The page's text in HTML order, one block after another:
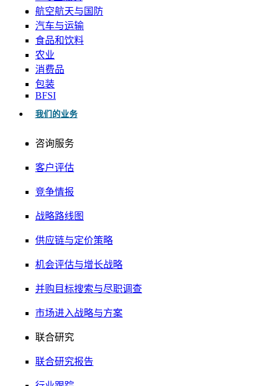
航空航天与国防
汽车与运输
食品和饮料
农业
消费品
包装
BFSI
我们的业务
咨询服务
客户评估
竞争情报
战略路线图
供应链与定价策略
机会评估与增长战略
并购目标搜索与尽职调查
市场进入战略与方案
联合研究
联合研究报告